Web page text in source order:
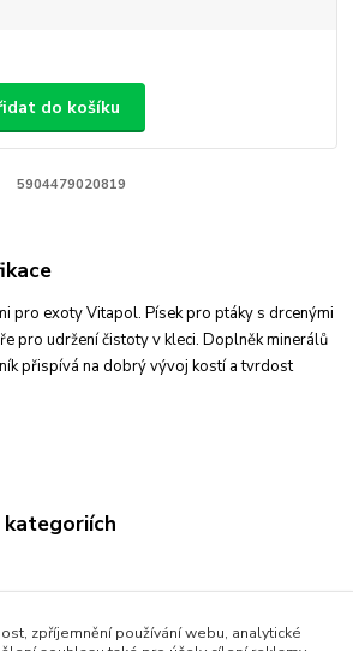
do košíku
5904479020819
pro exoty Vitapol. Písek pro ptáky s drcenými
pro udržení čistoty v kleci. Doplněk minerálů
přispívá na dobrý vývoj kostí a tvrdost
kategoriích
zpříjemnění používání webu, analytické